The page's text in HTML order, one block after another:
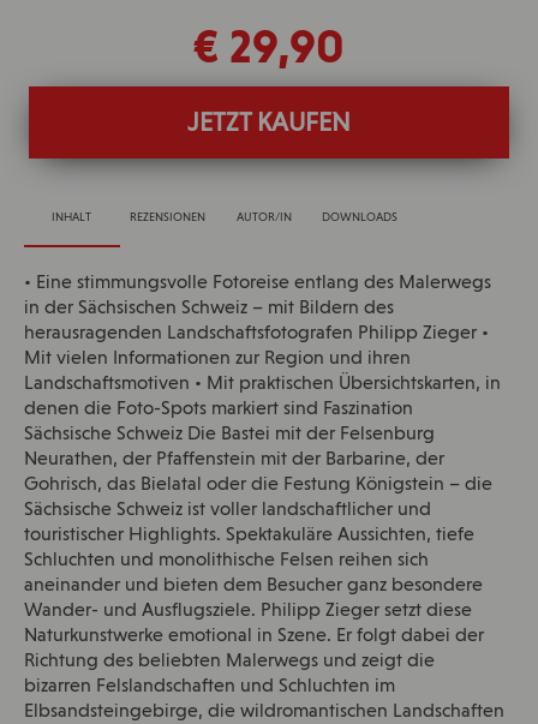
€ 29,90
JETZT KAUFEN
INHALT REZENSIONEN AUTOR/IN DOWNLOADS
• Eine stimmungsvolle Fotoreise entlang des Malerwegs
in der Sächsischen Schweiz – mit Bildern des
herausragenden Landschaftsfotografen Philipp Zieger •
Mit vielen Informationen zur Region und ihren
Landschaftsmotiven • Mit praktischen Übersichtskarten, in
denen die Foto-Spots markiert sind Faszination
Sächsische Schweiz Die Bastei mit der Felsenburg
Neurathen, der Pfaffenstein mit der Barbarine, der
Gohrisch, das Bielatal oder die Festung Königstein – die
Sächsische Schweiz ist voller landschaftlicher und
touristischer Highlights. Spektakuläre Aussichten, tiefe
Schluchten und monolithische Felsen reihen sich
aneinander und bieten dem Besucher ganz besondere
Wander- und Ausflugsziele. Philipp Zieger setzt diese
Naturkunstwerke emotional in Szene. Er folgt dabei der
Richtung des beliebten Malerwegs und zeigt die
bizarren Felslandschaften und Schluchten im
Elbsandsteingebirge, die wildromantischen Landschaften